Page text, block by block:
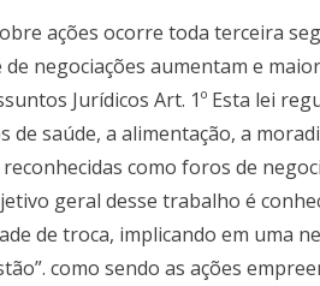
ações ocorre toda terceira
negociações aumentam e
Jurídicos Art. 1º Esta lei
de saúde, a alimentação, a
como foros de
geral desse trabalho é
de troca, implicando em uma
como sendo as ações